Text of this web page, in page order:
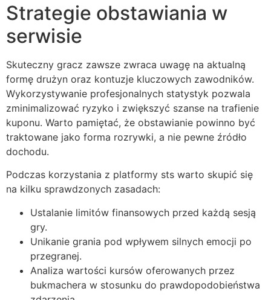
Strategie obstawiania w
serwisie
Skuteczny gracz zawsze zwraca uwagę na aktualną
formę drużyn oraz kontuzje kluczowych zawodników.
Wykorzystywanie profesjonalnych statystyk pozwala
zminimalizować ryzyko i zwiększyć szanse na trafienie
kuponu. Warto pamiętać, że obstawianie powinno być
traktowane jako forma rozrywki, a nie pewne źródło
dochodu.
Podczas korzystania z platformy sts warto skupić się
na kilku sprawdzonych zasadach:
Ustalanie limitów finansowych przed każdą sesją
gry.
Unikanie grania pod wpływem silnych emocji po
przegranej.
Analiza wartości kursów oferowanych przez
bukmachera w stosunku do prawdopodobieństwa